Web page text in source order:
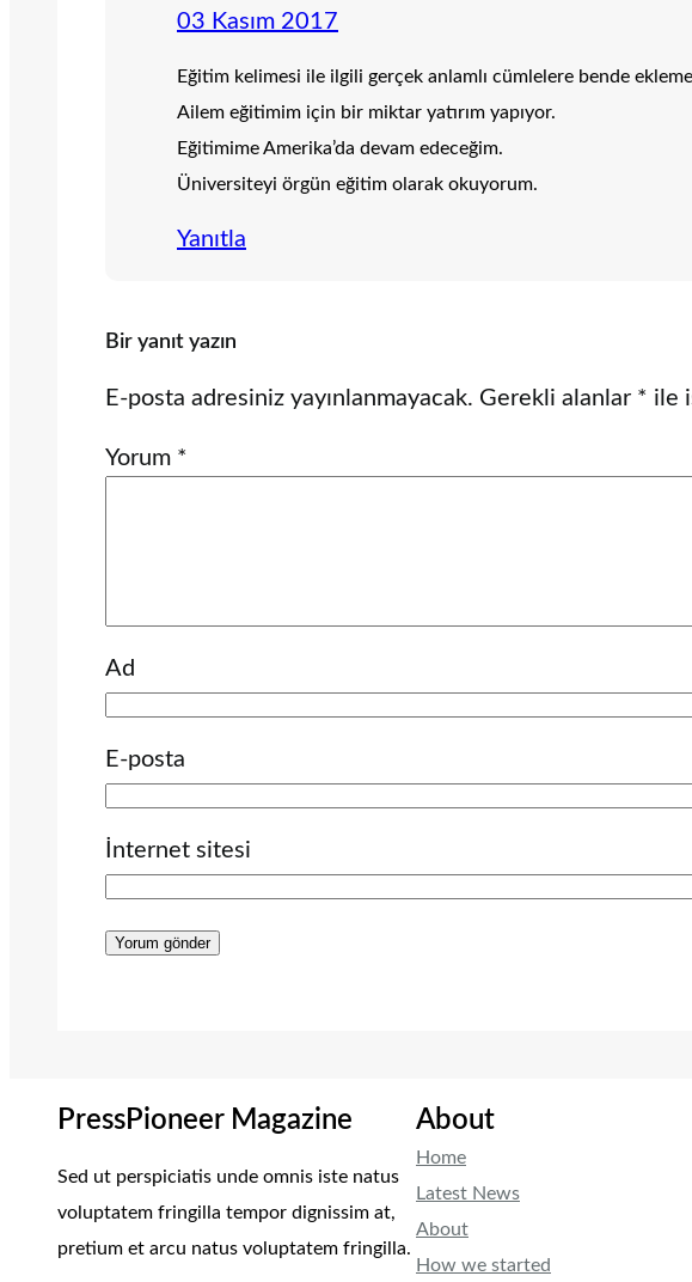
03 Kasım 2017
Eğitim kelimesi ile ilgili gerçek anlamlı cümlelere bende
Ailem eğitimim için bir miktar yatırım yapıyor.
Eğitimime Amerika’da devam edeceğim.
Üniversiteyi örgün eğitim olarak okuyorum.
Yanıtla
Bir yanıt yazın
E-posta adresiniz yayınlanmayacak. Gerekli alanlar * ile
Yorum *
Ad
E-posta
İnternet sitesi
PressPioneer Magazine
Sed ut perspiciatis unde omnis iste natus
voluptatem fringilla tempor dignissim at,
pretium et arcu natus voluptatem fringilla.
About
Home
Latest News
About
How we started